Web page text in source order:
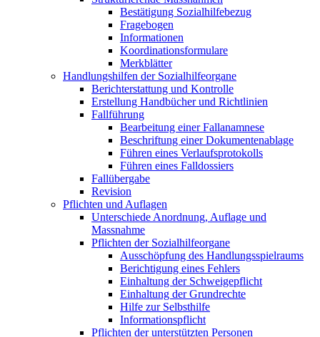
Bestätigung Sozialhilfebezug
Fragebogen
Informationen
Koordinationsformulare
Merkblätter
Handlungshilfen der Sozialhilfeorgane
Berichterstattung und Kontrolle
Erstellung Handbücher und Richtlinien
Fallführung
Bearbeitung einer Fallanamnese
Beschriftung einer Dokumentenablage
Führen eines Verlaufsprotokolls
Führen eines Falldossiers
Fallübergabe
Revision
Pflichten und Auflagen
Unterschiede Anordnung, Auflage und
Massnahme
Pflichten der Sozialhilfeorgane
Ausschöpfung des Handlungsspielraums
Berichtigung eines Fehlers
Einhaltung der Schweigepflicht
Einhaltung der Grundrechte
Hilfe zur Selbsthilfe
Informationspflicht
Pflichten der unterstützten Personen